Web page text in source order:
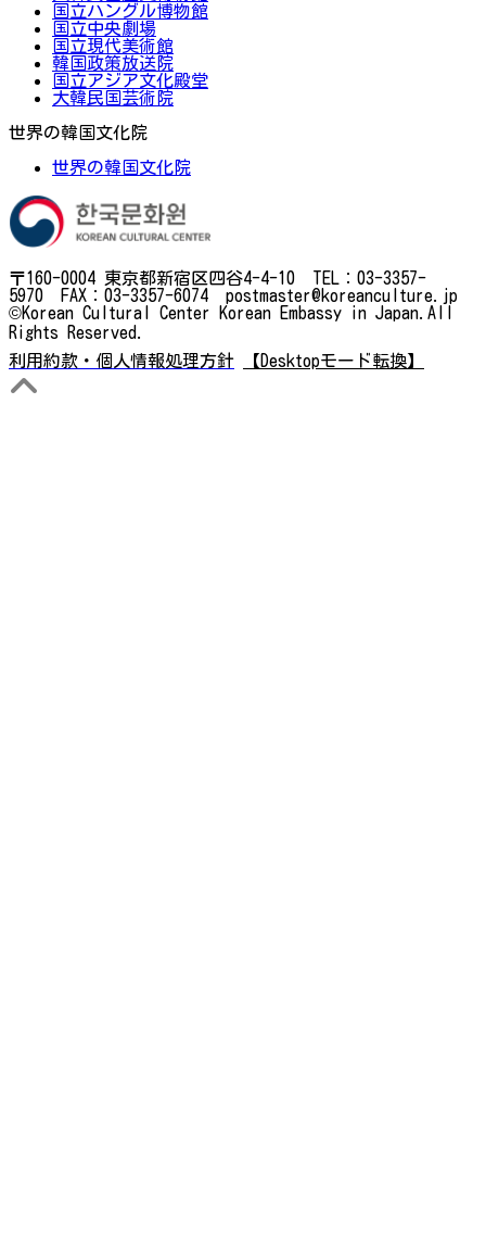
国立ハングル博物館
国立中央劇場
国立現代美術館
韓国政策放送院
国立アジア文化殿堂
大韓民国芸術院
世界の韓国文化院
世界の韓国文化院
〒160-0004 東京都新宿区四谷4-4-10 TEL：03-3357-
5970 FAX：03-3357-6074 postmaster@koreanculture.jp
©Korean Cultural Center Korean Embassy in Japan.All
Rights Reserved.
利用約款・個人情報処理方針
【Desktopモード転換】